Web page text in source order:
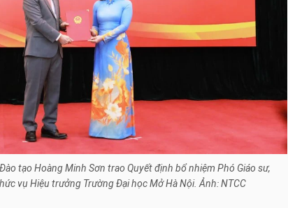
tạo Hoàng Minh Sơn trao Quyết định bổ nhiệm Phó Giáo sư,
vụ Hiệu trưởng Trường Đại học Mở Hà Nội. Ảnh: NTCC